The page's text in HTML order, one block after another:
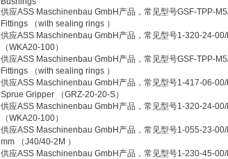
供应ASS Maschinenbau GmbH产品，常见型号GSF-TPP-
Fittings （with sealing rings ）
供应ASS Maschinenbau GmbH产品，常见型号1-320-24-
（WKA20-100）
供应ASS Maschinenbau GmbH产品，常见型号GSF-TPP-
Fittings （with sealing rings ）
供应ASS Maschinenbau GmbH产品，常见型号1-417-06-
Sprue Gripper （GRZ-20-20-S）
供应ASS Maschinenbau GmbH产品，常见型号1-320-24-
（WKA20-100）
供应ASS Maschinenbau GmbH产品，常见型号1-055-23-
mm （J40/40-2M ）
供应ASS Maschinenbau GmbH产品，常见型号1-230-45-